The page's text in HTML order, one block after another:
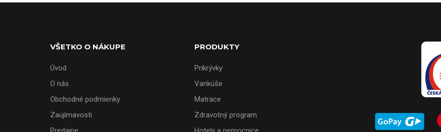
VŠETKO O NÁKUPE
Úvod
O nás
Obchodné podmienky
Zaujímavosti
PRODUKTY
Prikrývky
Vankúše
Matrace
Zdravotný program